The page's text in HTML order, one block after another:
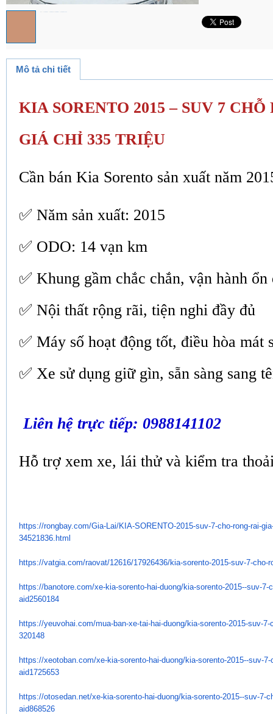
Mô tả chi tiết
KIA SORENTO 2015 – SUV 7
GIÁ CHỈ 335 TRIỆU
Cần bán Kia Sorento sản xuất năm
✅ Năm sản xuất: 2015
✅ ODO: 14 vạn km
✅ Khung gầm chắc chắn, vận hành ổn
✅ Nội thất rộng rãi, tiện nghi đầy đủ
✅ Máy số hoạt động tốt, điều hòa mát
✅ Xe sử dụng giữ gìn, sẵn sàng sang
Liên hệ trực tiếp: 0988141102
Hỗ trợ xem xe, lái thử và kiểm tra
https://rongbay.com/Gia-Lai/KIA-SORENTO-2015-suv-7-cho-rong-rai-
34521836.html
https://vatgia.com/raovat/12616/17926436/kia-sorento-2015-suv-7-cho-
https://banotore.com/xe-kia-sorento-hai-duong/kia-sorento-2015--suv-7-
aid2560184
https://yeuvohai.com/mua-ban-xe-tai-hai-duong/kia-sorento-2015-suv-7-
320148
https://xeotoban.com/xe-kia-sorento-hai-duong/kia-sorento-2015--suv-7-
aid1725653
https://otosedan.net/xe-kia-sorento-hai-duong/kia-sorento-2015--suv-7-
aid868526